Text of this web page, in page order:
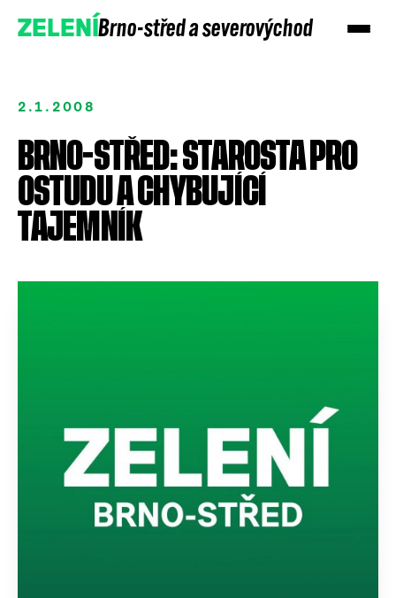
ZELENÍBrno-střed a severovýchod
2.1.2008
BRNO-STŘED: STAROSTA PRO
OSTUDU A CHYBUJÍCÍ
TAJEMNÍK